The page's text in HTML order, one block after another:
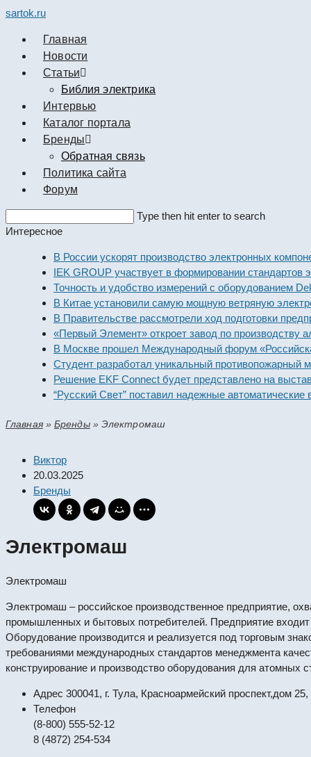
sartok.ru
Главная
Новости
Cтатьи
Библия электрика
Интервью
Каталог портала
Бренды
Обратная связь
Политика сайта
Форум
this
Type then hit enter to search
Интересное
В России ускорят производство электронных
IEK GROUP участвует в формировании стандартов
Точность и удобство измерений с оборудованием
В Китае установили самую мощную ветряную
В Правительстве рассмотрели ход подготовки
«Первый Элемент» откроет завод по производству
В Москве прошел Международный форум «Российская
Студент разработал уникальный противопожарный
Решение EKF Connect будет представлено на
“Русский Свет” поставил надежные автоматические
Главная»Бренды» Электромаш
Виктор
20.03.2025
Бренды
Электромаш
Электромаш
Электромаш – российское производственное предприятие,
промышленных и бытовых потребителей. Предприятие
Оборудование производится и реализуется под торговым
требованиями международных стандартов менеджмента
конструирование и производство оборудования для атомных
Адрес 300041, г. Тула, Красноармейский проспект,дом
Телефон
(8-800) 555-52-12
8 (4872) 254-534